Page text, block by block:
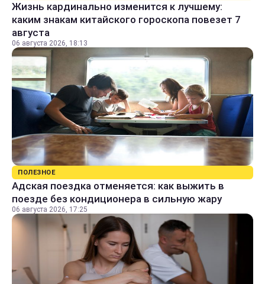
Жизнь кардинально изменится к лучшему:
каким знакам китайского гороскопа повезет 7
августа
06 августа 2026, 18:13
ПОЛЕЗНОЕ
Адская поездка отменяется: как выжить в
поезде без кондиционера в сильную жару
06 августа 2026, 17:25